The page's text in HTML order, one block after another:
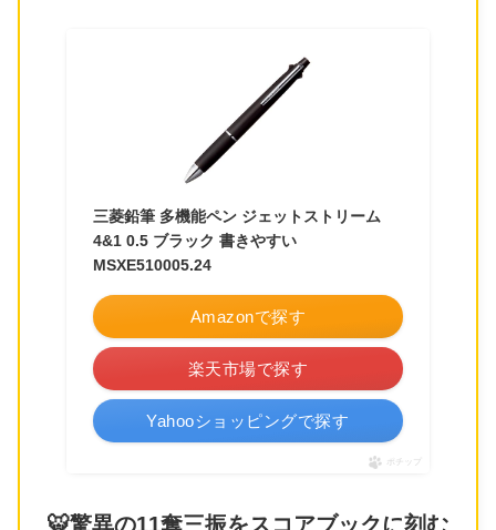
三菱鉛筆 多機能ペン ジェットストリーム
4&1 0.5 ブラック 書きやすい
MSXE510005.24
Amazonで探す
楽天市場で探す
Yahooショッピングで探す
ポチップ
🐯驚異の11奪三振をスコアブックに刻む